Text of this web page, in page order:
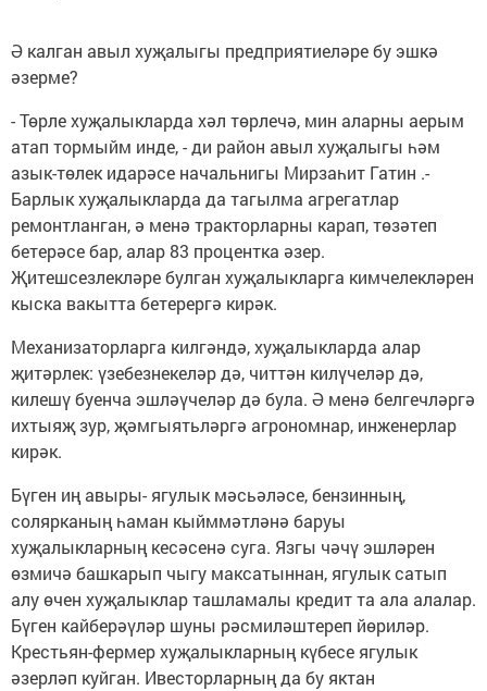
Ә калган авыл хуҗалыгы предприятиеләре бу эшкә
әзерме?
- Төрле хуҗалыкларда хәл төрлечә, мин аларны аерым
атап тормыйм инде, - ди район авыл хуҗалыгы һәм
азык-төлек идарәсе начальнигы Мирзаһит Гатин .-
Барлык хуҗалыкларда да тагылма агрегатлар
ремонтланган, ә менә тракторларны карап, төзәтеп
бетерәсе бар, алар 83 процентка әзер.
Җитешсезлекләре булган хуҗалыкларга кимчелекләрен
кыска вакытта бетерергә кирәк.
Механизаторларга килгәндә, хуҗалыкларда алар
җитәрлек: үзебезнекеләр дә, читтән килүчеләр дә,
килешү буенча эшләүчеләр дә була. Ә менә белгечләргә
ихтыяҗ зур, җәмгыятьләргә агрономнар, инженерлар
кирәк.
Бүген иң авыры- ягулык мәсьәләсе, бензинның,
солярканың һаман кыйммәтләнә баруы
хуҗалыкларның кесәсенә суга. Язгы чәчү эшләрен
өзмичә башкарып чыгу максатыннан, ягулык сатып
алу өчен хуҗалыклар ташламалы кредит та ала алалар.
Бүген кайберәүләр шуны рәсмиләштереп йөриләр.
Крестьян-фермер хуҗалыкларның күбесе ягулык
әзерләп куйган. Ивесторларның да бу яктан